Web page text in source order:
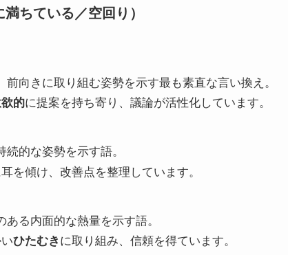
満ちている／空回り）
前向きに取り組む姿勢を示す最も素直な言い換え。
的に提案を持ち寄り、議論が活性化しています。
的な姿勢を示す語。
を傾け、改善点を整理しています。
る内面的な熱量を示す語。
ひたむき に取り組み、信頼を得ています。